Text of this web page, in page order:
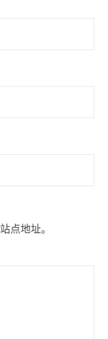
点地址。